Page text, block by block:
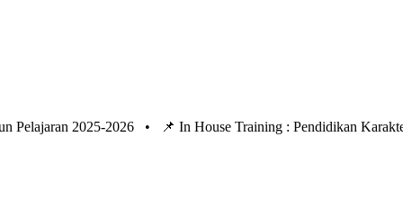
Pelajaran 2025-2026 • 📌 In House Training : Pendidikan